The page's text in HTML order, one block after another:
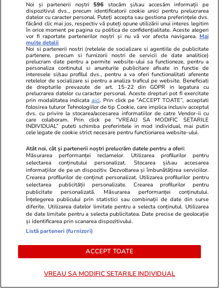
Cum supraviețuiești unui șef
prost
07 aug.
Puține zone economice de
succes, privilegiile de la vârful
birocrației și penurie în rest sau
ordinea socială din România de
07 aug.
Ce fel de revoluție urmează în
România?
Noi și partenerii noștri 596 stocăm și/sau accesăm informații pe
dispozitivul dvs., precum identificatorii cookie unici pentru prelucrarea
datelor cu caracter personal. Puteți accepta sau gestiona preferințele dvs.
făcând clic mai jos, respectiv vă puteți opune utilizării unui interes legitim
în orice moment pe pagina cu politica de confidențialitate. Aceste alegeri
vor fi raportate partenerilor noștri și nu vă vor afecta navigarea. Mai
multe detalii
Noi si partenerii nostri (retelele de socializare si agentiile de publicitate
partenere, precum si furnizorii nostri de servicii de date analitice)
prelucram date pentru a permite website-ului sa functioneze, pentru a
personaliza continutul si anunturile publicitare afisate in functie de
interesele si/sau profilul dvs., pentru a va oferi functionalitati aferente
retelelor de socializare si pentru a analiza traficul pe website. Beneficiati
de drepturile prevazute de art. 15-22 din GDPR in legatura cu
prelucrarea datelor cu caracter personal. Aceste drepturi pot fi exercitate
prin modalitatea indicataaici. Prin click pe “ACCEPT TOATE”, acceptati
folosirea tuturor Tehnologiilor de tip Cookie, care implica inclusiv acceptul
dvs. cu privire la stocarea/accesarea informatiilor de catre Vendor-ii cu
care colaboram. Prin click pe “VREAU SA MODIFIC SETARILE
INDIVIDUAL” puteti schimba preferintele in mod individual, mai putin
cele legate de cookie strict necesare pentru functionarea website-ului.
Atât noi, cât și partenerii noștri prelucrăm datele pentru a oferi:
Măsurarea performanței reclamelor. Utilizarea profilurilor pentru
selectarea conținutului personalizat. Stocarea și/sau accesarea
informațiilor de pe un dispozitiv. Dezvoltarea și îmbunătățirea serviciilor.
Crearea profilurilor de conținut personalizat. Utilizarea profilurilor pentru
selectarea publicității personalizate. Crearea profilurilor pentru
publicitate personalizată. Măsurarea performanței conținutului.
Înțelegerea publicului prin statistici sau combinații de date din surse
diferite. Utilizarea datelor limitate pentru a selecta conținutul. Utilizarea
de date limitate pentru a selecta publicitatea. Date precise de geolocație
și identificarea prin scanarea dispozitivului.
Listă parteneri (furnizori)
ACCEPT TOATE
VREAU SA MODIFIC SETARILE INDIVIDUAL